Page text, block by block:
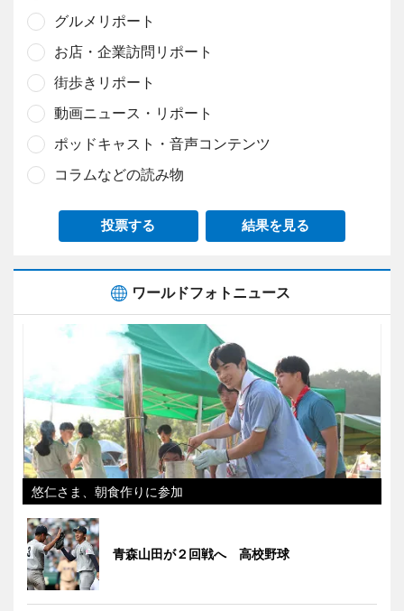
グルメリポート
お店・企業訪問リポート
街歩きリポート
動画ニュース・リポート
ポッドキャスト・音声コンテンツ
コラムなどの読み物
投票する 結果を見る
ワールドフォトニュース
悠仁さま、朝食作りに参加
青森山田が２回戦へ 高校野球